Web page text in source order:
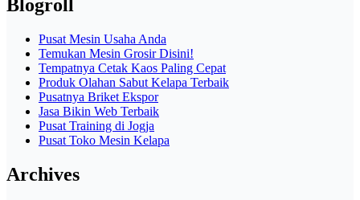
Blogroll
Pusat Mesin Usaha Anda
Temukan Mesin Grosir Disini!
Tempatnya Cetak Kaos Paling Cepat
Produk Olahan Sabut Kelapa Terbaik
Pusatnya Briket Ekspor
Jasa Bikin Web Terbaik
Pusat Training di Jogja
Pusat Toko Mesin Kelapa
Archives